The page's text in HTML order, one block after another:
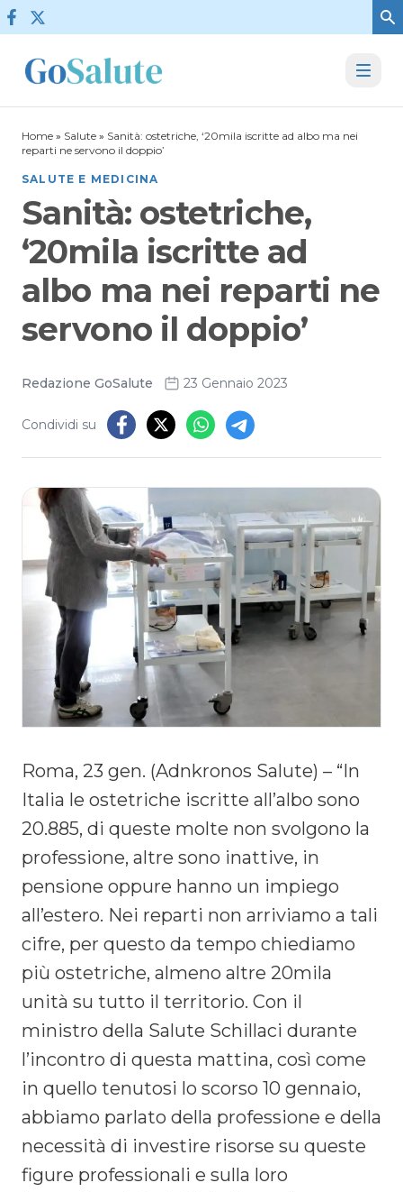
Vai al contenuto
Home » Salute » Sanità: ostetriche, ‘20mila iscritte ad albo ma nei
reparti ne servono il doppio’
SALUTE E MEDICINA
Sanità: ostetriche,
‘20mila iscritte ad
albo ma nei reparti ne
servono il doppio’
Redazione GoSalute 23 Gennaio 2023
Condividi su
Roma, 23 gen. (Adnkronos Salute) – “In
Italia le ostetriche iscritte all’albo sono
20.885, di queste molte non svolgono la
professione, altre sono inattive, in
pensione oppure hanno un impiego
all’estero. Nei reparti non arriviamo a tali
cifre, per questo da tempo chiediamo
più ostetriche, almeno altre 20mila
unità su tutto il territorio. Con il
ministro della Salute Schillaci durante
l’incontro di questa mattina, così come
in quello tenutosi lo scorso 10 gennaio,
abbiamo parlato della professione e della
necessità di investire risorse su queste
figure professionali e sulla loro